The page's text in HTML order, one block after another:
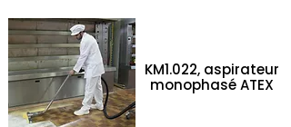
KM1.022, aspirateur
monophasé ATEX